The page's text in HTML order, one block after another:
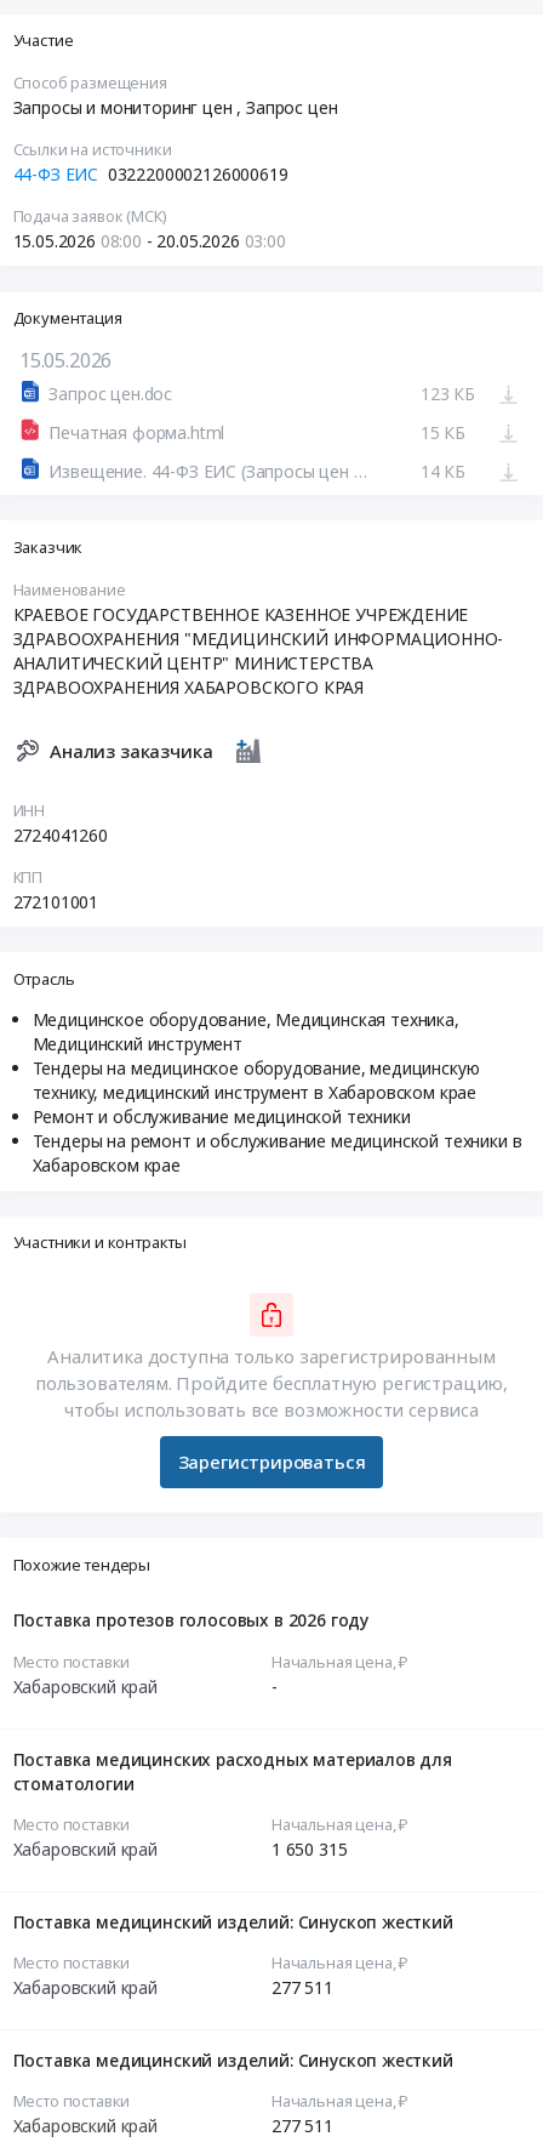
Участие
Способ размещения
Запросы и мониторинг цен , Запрос цен
Ссылки на источники
44-ФЗ ЕИС 0322200002126000619
Подача заявок (МСК)
15.05.2026 08:00 - 20.05.2026 03:00
Документация
15.05.2026
Запрос цен.doc
123 КБ
Печатная форма.html
15 КБ
Извещение. 44-ФЗ ЕИС (Запросы цен товаров, работ, услуг)
14 КБ
Заказчик
Наименование
КРАЕВОЕ ГОСУДАРСТВЕННОЕ КАЗЕННОЕ УЧРЕЖДЕНИЕ
ЗДРАВООХРАНЕНИЯ "МЕДИЦИНСКИЙ ИНФОРМАЦИОННО-
АНАЛИТИЧЕСКИЙ ЦЕНТР" МИНИСТЕРСТВА
ЗДРАВООХРАНЕНИЯ ХАБАРОВСКОГО КРАЯ
Анализ заказчика
ИНН
2724041260
КПП
272101001
Отрасль
Медицинское оборудование, Медицинская техника,
Медицинский инструмент
Тендеры на медицинское оборудование, медицинскую
технику, медицинский инструмент в Хабаровском крае
Ремонт и обслуживание медицинской техники
Тендеры на ремонт и обслуживание медицинской техники в
Хабаровском крае
Участники и контракты
Аналитика доступна только зарегистрированным
пользователям. Пройдите бесплатную регистрацию,
чтобы использовать все возможности сервиса
Зарегистрироваться
Похожие тендеры
Поставка протезов голосовых в 2026 году
Место поставки
Хабаровский край
Начальная цена, ₽
-
Поставка медицинских расходных материалов для
стоматологии
Место поставки
Хабаровский край
Начальная цена, ₽
1 650 315
Поставка медицинский изделий: Синускоп жесткий
Место поставки
Хабаровский край
Начальная цена, ₽
277 511
Поставка медицинский изделий: Синускоп жесткий
Место поставки
Хабаровский край
Начальная цена, ₽
277 511